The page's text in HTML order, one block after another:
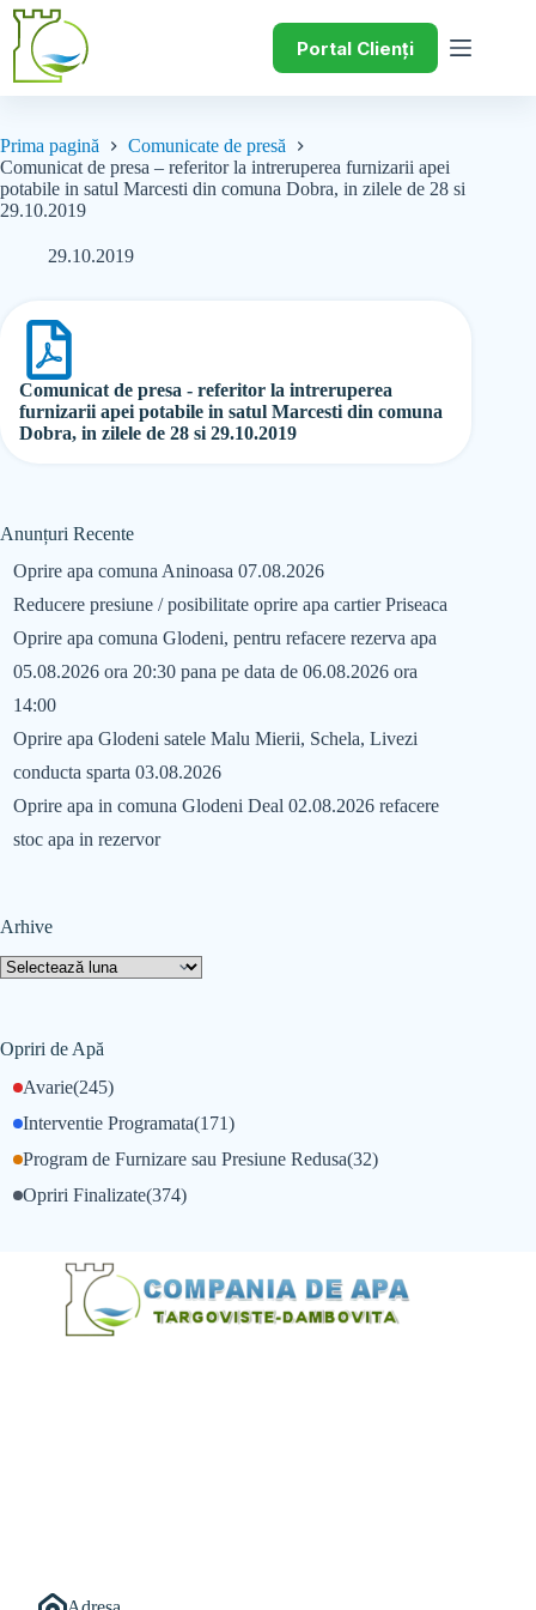
Portal Clienți
Prima pagină
Comunicate de presă
Comunicat de presa – referitor la intreruperea furnizarii apei
potabile in satul Marcesti din comuna Dobra, in zilele de 28 si
29.10.2019
29.10.2019
Comunicat de presa - referitor la intreruperea
furnizarii apei potabile in satul Marcesti din comuna
Dobra, in zilele de 28 si 29.10.2019
Anunțuri Recente
Oprire apa comuna Aninoasa 07.08.2026
Reducere presiune / posibilitate oprire apa cartier Priseaca
Oprire apa comuna Glodeni, pentru refacere rezerva apa
05.08.2026 ora 20:30 pana pe data de 06.08.2026 ora
14:00
Oprire apa Glodeni satele Malu Mierii, Schela, Livezi
conducta sparta 03.08.2026
Oprire apa in comuna Glodeni Deal 02.08.2026 refacere
stoc apa in rezervor
Arhive
Opriri de Apă
Avarie(245)
Interventie Programata(171)
Opriri Finalizate(374)
Program de Furnizare sau Presiune Redusa(32)